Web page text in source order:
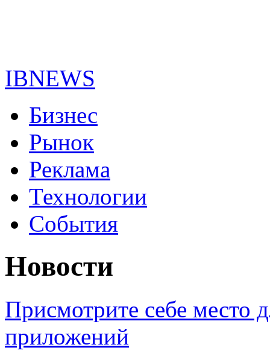
IBNEWS
Бизнес
Рынок
Реклама
Технологии
События
Новости
Присмотрите себе место
приложений